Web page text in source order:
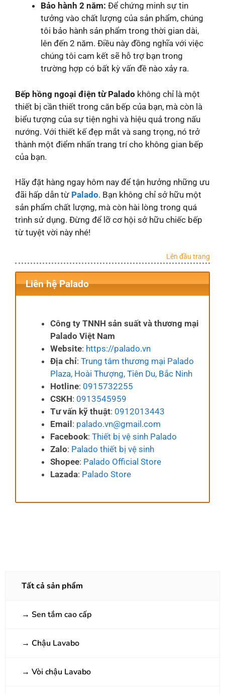
Bảo hành 2 năm: Để chứng minh sự tin
tưởng vào chất lượng của sản phẩm, chúng
tôi bảo hành sản phẩm trong thời gian dài,
lên đến 2 năm. Điều này đồng nghĩa với việc
chúng tôi cam kết sẽ hỗ trợ bạn trong
trường hợp có bất kỳ vấn đề nào xảy ra.
Bếp hồng ngoại điện từ Palado không chỉ là một
thiết bị cần thiết trong căn bếp của bạn, mà còn là
biểu tượng của sự tiện nghi và hiệu quả trong nấu
nướng. Với thiết kế đẹp mắt và sang trọng, nó trở
thành một điểm nhấn trang trí cho không gian bếp
của bạn.
Hãy đặt hàng ngay hôm nay để tận hưởng những ưu
đãi hấp dẫn từ Palado. Bạn không chỉ sở hữu một
sản phẩm chất lượng, mà còn hài lòng trong quá
trình sử dụng. Đừng để lỡ cơ hội sở hữu chiếc bếp
từ tuyệt vời này nhé!
Lên đầu trang
Liên hệ Palado
Công ty TNNH sản suất và thương mại
Palado Việt Nam
Website: https://palado.vn
Địa chỉ: Trung tâm thương mại Palado
Plaza, Hoài Thượng, Tiên Du, Bắc Ninh
Hotline: 0915732255
CSKH: 0913545959
Tư vấn kỹ thuật: 0912013443
Email: palado.vn@gmail.com
Facebook: Thiết bị vệ sinh Palado
Zalo: Palado thiết bị vệ sinh
Shopee: Palado Official Store
Lazada: Palado Store
Tất cả sản phẩm
→ Sen tắm cao cấp
→ Chậu Lavabo
→ Vòi chậu Lavabo